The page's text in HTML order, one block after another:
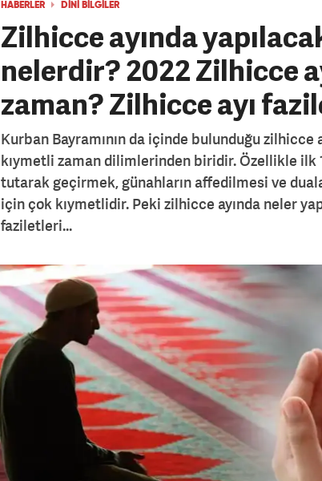
HABERLER DİNİ BİLGİLER
Zilhicce ayında
nelerdir? 2022 Zilhicce
zaman? Zilhicce ayı
Kurban Bayramının da içinde bulunduğu zilhicce
kıymetli zaman dilimlerinden biridir. Özellikle ilk
tutarak geçirmek, günahların affedilmesi ve
için çok kıymetlidir. Peki zilhicce ayında neler
faziletleri...